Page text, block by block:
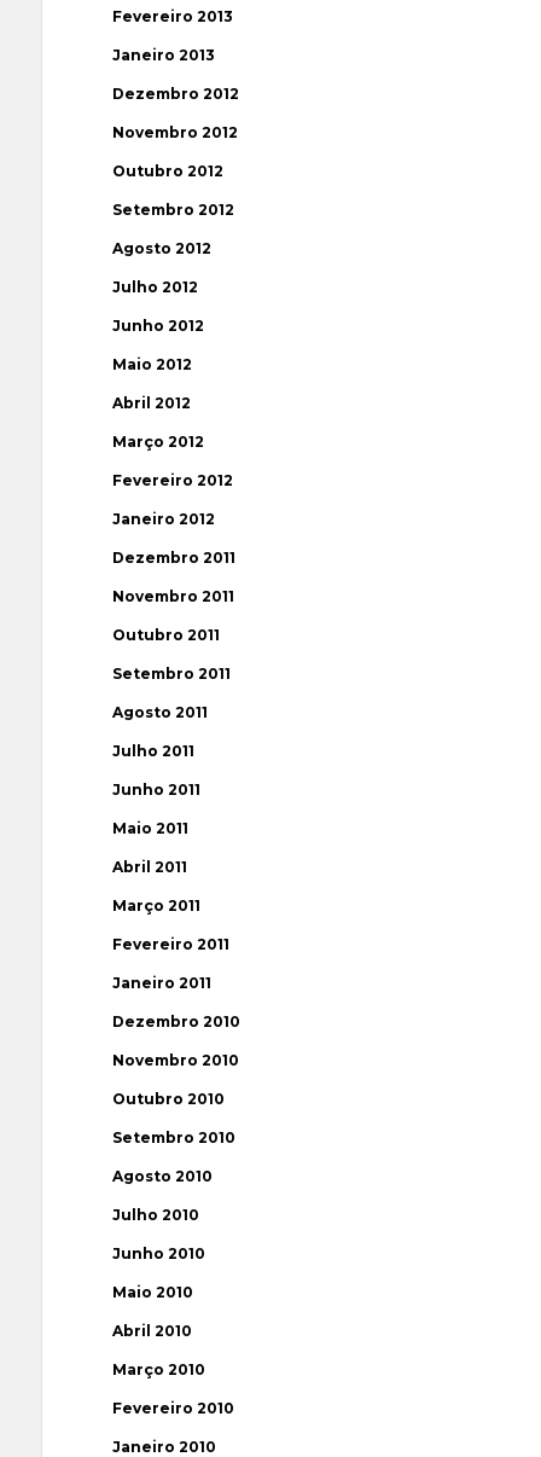
Fevereiro 2013
Janeiro 2013
Dezembro 2012
Novembro 2012
Outubro 2012
Setembro 2012
Agosto 2012
Julho 2012
Junho 2012
Maio 2012
Abril 2012
Março 2012
Fevereiro 2012
Janeiro 2012
Dezembro 2011
Novembro 2011
Outubro 2011
Setembro 2011
Agosto 2011
Julho 2011
Junho 2011
Maio 2011
Abril 2011
Março 2011
Fevereiro 2011
Janeiro 2011
Dezembro 2010
Novembro 2010
Outubro 2010
Setembro 2010
Agosto 2010
Julho 2010
Junho 2010
Maio 2010
Abril 2010
Março 2010
Fevereiro 2010
Janeiro 2010